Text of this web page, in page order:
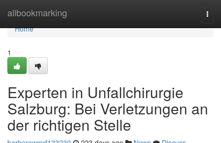
allbookmarking
Home
Home
1
Experten in Unfallchirurgie
Salzburg: Bei Verletzungen an
der richtigen Stelle